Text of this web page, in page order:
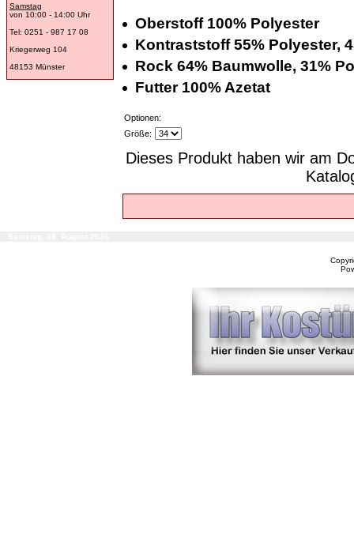
Samstag
von 10:00 - 14:00 Uhr
Tel: 0251 - 987 17 08
Kriegerweg 104
48153 Münster
Oberstoff 100% Polyester
Kontraststoff 55% Polyester,
Rock 64% Baumwolle, 31%
Futter 100% Azetat
Optionen:
Größe:
Dieses Produkt haben wir am